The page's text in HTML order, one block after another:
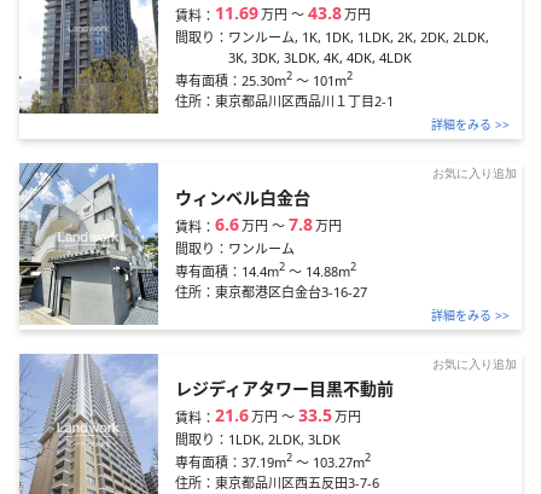
賃料： 11.69万円〜 43.8万円
間取り： ワンルーム, 1K, 1DK, 1LDK, 2K, 2DK, 2LDK,
3K, 3DK, 3LDK, 4K, 4DK, 4LDK
専有面積：25.30m2 ～ 101m2
住所：東京都品川区西品川１丁目2-1
詳細をみる >>
お気に入り追加
ウィンベル白金台
賃料：6.6万円〜 7.8万円
間取り： ワンルーム
専有面積： 14.4m2 ～ 14.88m2
住所：東京都港区白金台3-16-27
詳細をみる >>
お気に入り追加
レジディアタワー目黒不動前
賃料：21.6万円〜 33.5万円
間取り： 1LDK, 2LDK, 3LDK
専有面積：37.19m2 ～ 103.27m2
住所：東京都品川区西五反田3-7-6